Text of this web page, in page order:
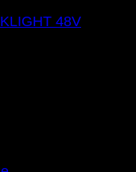
48V